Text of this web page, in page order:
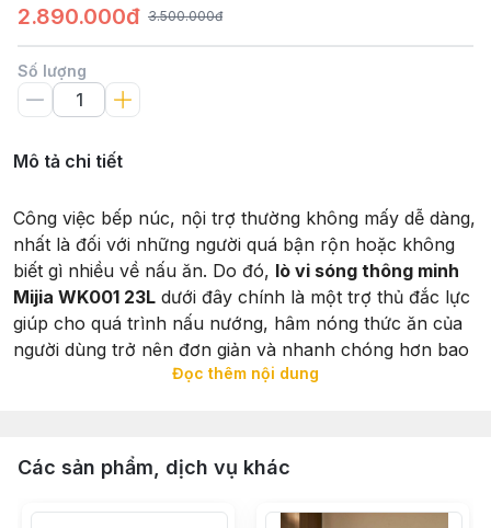
2.890.000đ 3.500.000đ
Số lượng
Mô tả chi tiết
Công việc bếp núc, nội trợ thường không mấy dễ dàng,
nhất là đối với những người quá bận rộn hoặc không
biết gì nhiều về nấu ăn. Do đó, lò vi sóng thông minh
Mijia WK001 23L dưới đây chính là một trợ thủ đắc lực
giúp cho quá trình nấu nướng, hâm nóng thức ăn của
người dùng trở nên đơn giản và nhanh chóng hơn bao
Đọc thêm nội dung
Các sản phẩm, dịch vụ khác